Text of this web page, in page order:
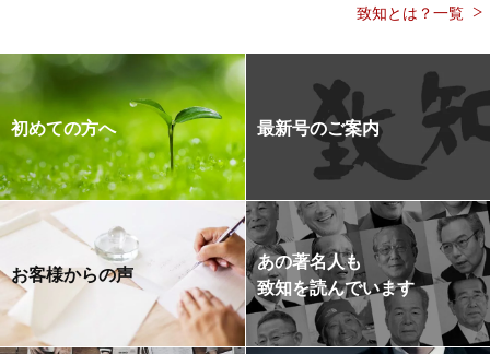
致知とは？一覧
初めての方へ 最新号のご案内
お客様からの声
あの著名人も
致知を読んでいます